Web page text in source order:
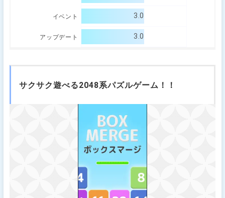
イベント 3.0
アップデート 3.0
サクサク遊べる2048系パズルゲーム！！